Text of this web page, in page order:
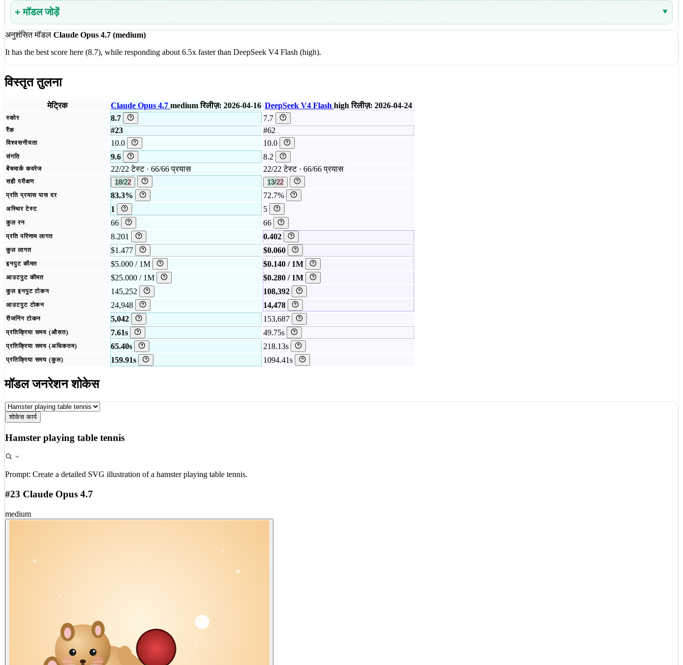
+ मॉडल जोड़ें ▾
अनुशंसित मॉडल Claude Opus 4.7 (medium)
It has the best score here (8.7), while responding about 6.5x faster than DeepSeek V4 Flash (high).
विस्तृत तुलना
मेट्रिक Claude Opus 4.7 medium रिलीज़: 2026-04-16 DeepSeek V4 Flash high रिलीज़: 2026-04-24
स्कोर 8.7 7.7
रैंक #23 #62
विश्वसनीयता 10.0 10.0
संगति 9.6 8.2
बेंचमार्क कवरेज 22/22 टेस्ट · 66/66 प्रयास 22/22 टेस्ट · 66/66 प्रयास
सही परीक्षण 18/22 13/22
प्रति प्रयास पास दर 83.3% 72.7%
अस्थिर टेस्ट 1 5
कुल रन 66 66
प्रति परिणाम लागत 8.201 0.402
कुल लागत $1.477 $0.060
इनपुट कीमत $5.000 / 1M $0.140 / 1M
आउटपुट कीमत $25.000 / 1M $0.280 / 1M
कुल इनपुट टोकन 145,252 108,392
आउटपुट टोकन 24,948 14,478
रीजनिंग टोकन 5,042 153,687
प्रतिक्रिया समय (औसत) 7.61s 49.75s
प्रतिक्रिया समय (अधिकतम) 65.40s 218.13s
प्रतिक्रिया समय (कुल) 159.91s 1094.41s
मॉडल जनरेशन शोकेस
शोकेस कार्य
Hamster playing table tennis
Prompt: Create a detailed SVG illustration of a hamster playing table tennis.
#23 Claude Opus 4.7
medium